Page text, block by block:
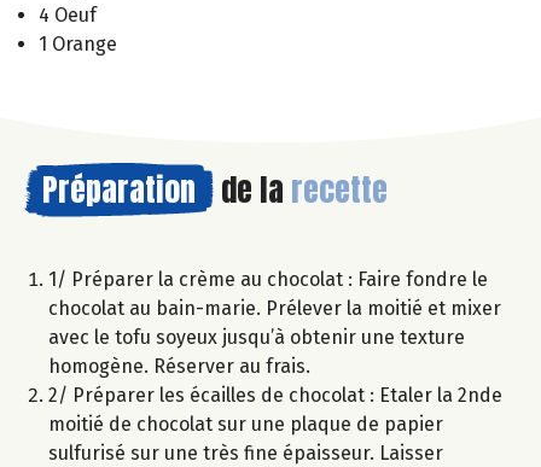
4 Oeuf
1 Orange
Préparation de la recette
1/ Préparer la crème au chocolat : Faire fondre le
chocolat au bain-marie. Prélever la moitié et mixer
avec le tofu soyeux jusqu’à obtenir une texture
homogène. Réserver au frais.
2/ Préparer les écailles de chocolat : Etaler la 2nde
moitié de chocolat sur une plaque de papier
sulfurisé sur une très fine épaisseur. Laisser